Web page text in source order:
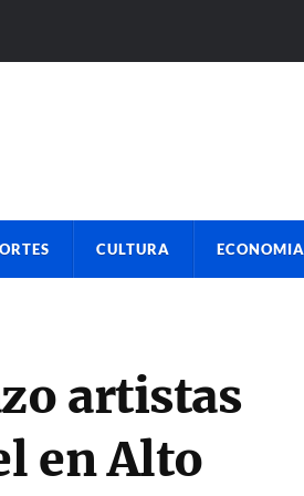
CULTURA ECONOMIA
artistas
en Alto